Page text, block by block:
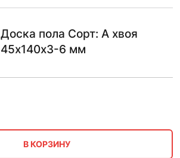
Доска пола Сорт: А хвоя
45х140х3-6 мм
В КОРЗИНУ